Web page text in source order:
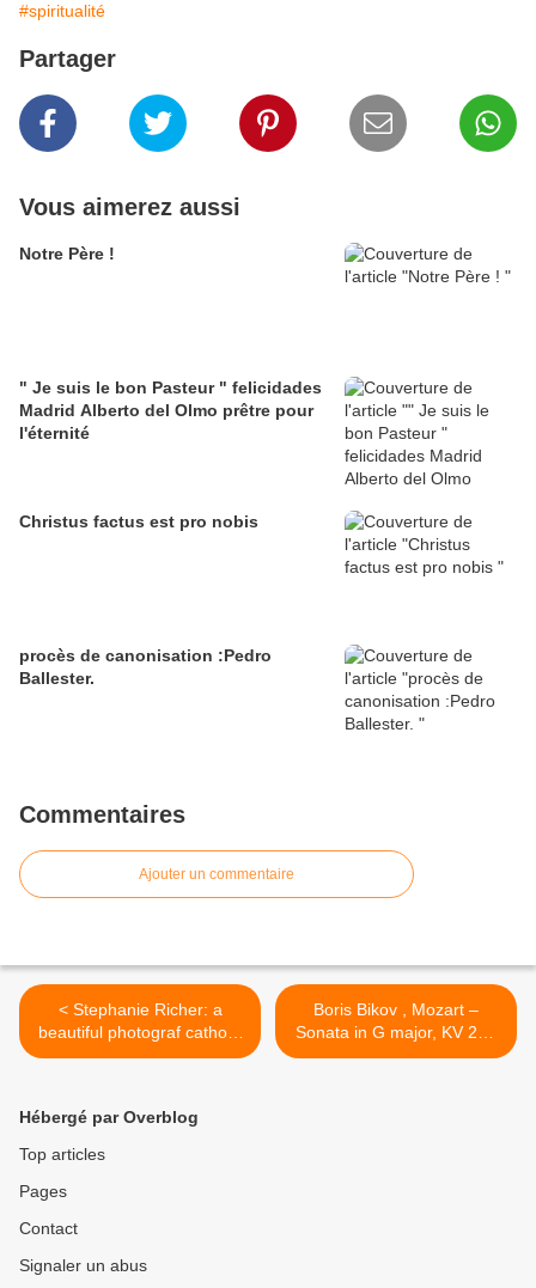
#spiritualité
Partager
Vous aimerez aussi
Notre Père !
" Je suis le bon Pasteur " felicidades
Madrid Alberto del Olmo prêtre pour
l'éternité
Christus factus est pro nobis
procès de canonisation :Pedro
Ballester.
Commentaires
Ajouter un commentaire
< Stephanie Richer: a
beautiful photograf catholic
nuptial , Août 2017
Boris Bikov , Mozart –
Sonata in G major, KV 283
– 1st mov. Allegro 13 ans
Hébergé par Overblog
Top articles
Pages
Contact
Signaler un abus